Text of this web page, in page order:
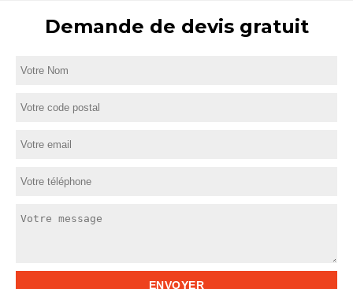
Demande de devis gratuit